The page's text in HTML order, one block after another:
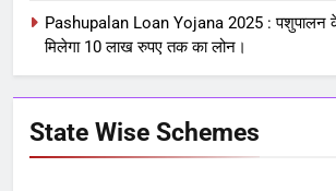
Pashupalan Loan Yojana 2025 : पशुपालन के
मिलेगा 10 लाख रुपए तक का लोन।
State Wise Schemes